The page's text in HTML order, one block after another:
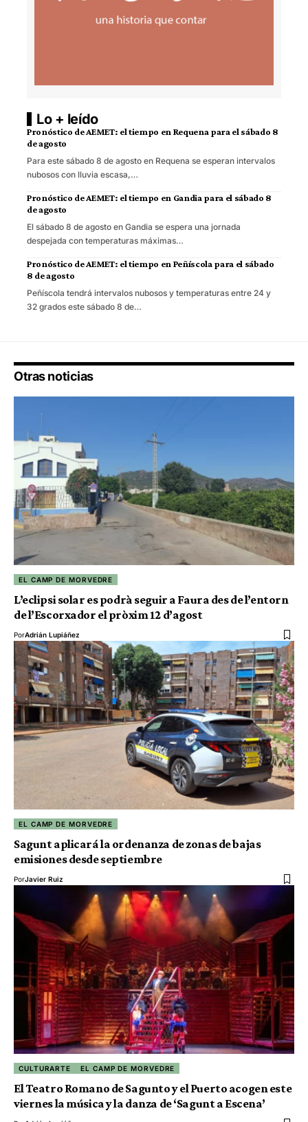
Lo + leído
Pronóstico de AEMET: el tiempo en Requena para el sábado 8
de agosto
Para este sábado 8 de agosto en Requena se esperan intervalos
nubosos con lluvia escasa,…
Pronóstico de AEMET: el tiempo en Gandia para el sábado 8
de agosto
El sábado 8 de agosto en Gandia se espera una jornada
despejada con temperaturas máximas…
Pronóstico de AEMET: el tiempo en Peñíscola para el sábado
8 de agosto
Peñíscola tendrá intervalos nubosos y temperaturas entre 24 y
32 grados este sábado 8 de…
Otras noticias
EL CAMP DE MORVEDRE
L’eclipsi solar es podrà seguir a Faura des de l’entorn
de l’Escorxador el pròxim 12 d’agost
PorAdrián Lupiáñez
EL CAMP DE MORVEDRE
Sagunt aplicará la ordenanza de zonas de bajas
emisiones desde septiembre
PorJavier Ruiz
CULTURARTE EL CAMP DE MORVEDRE
El Teatro Romano de Sagunto y el Puerto acogen este
viernes la música y la danza de ‘Sagunt a Escena’